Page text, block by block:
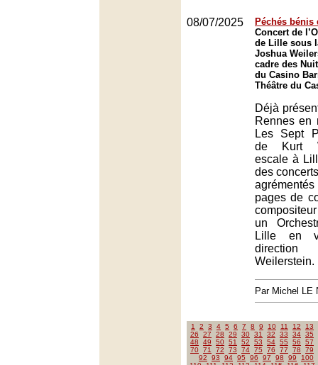
08/07/2025
Péchés bénis
Concert de
de Lille sous
Joshua
cadre des
du Casino
Théâtre du
Déjà
Rennes en
Les Sept
de Kurt
escale à
des
pages de
un
Lille en
Weilerstein.
Par Michel LE
1 2 3 4 5 6 7 8 9 10 11 12
13
26
27 28 29 30 31 32 33 34 35
48
49 50 51 52 53 54 55 56
57
70 71 72 73 74 75 76 77 78
79
92
93 94 95 96 97 98 99
100